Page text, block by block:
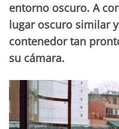
entorno oscuro. A
lugar oscuro similar
contenedor tan
su cámara.